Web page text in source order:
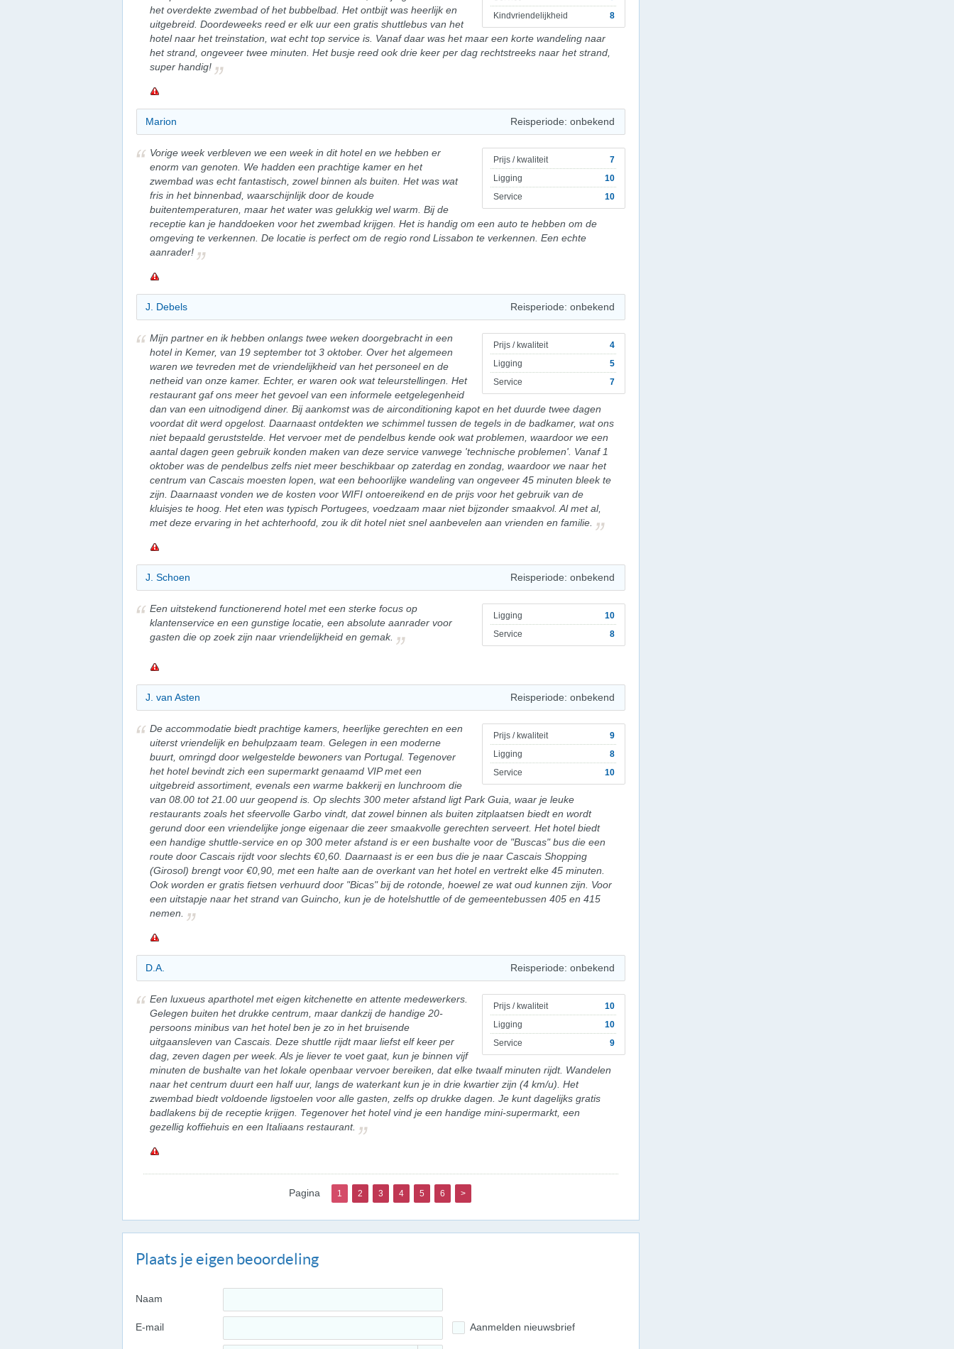
Kindvriendelijkheid
8
het overdekte zwembad of het bubbelbad. Het ontbijt was heerlijk en
uitgebreid. Doordeweeks reed er elk uur een gratis shuttlebus van het
hotel naar het treinstation, wat echt top service is. Vanaf daar was het maar een korte wandeling naar
het strand, ongeveer twee minuten. Het busje reed ook drie keer per dag rechtstreeks naar het strand,
super handig!
Marion Reisperiode: onbekend
Prijs / kwaliteit
7
Ligging
10
Service
10
Vorige week verbleven we een week in dit hotel en we hebben er
enorm van genoten. We hadden een prachtige kamer en het
zwembad was echt fantastisch, zowel binnen als buiten. Het was wat
fris in het binnenbad, waarschijnlijk door de koude
buitentemperaturen, maar het water was gelukkig wel warm. Bij de
receptie kan je handdoeken voor het zwembad krijgen. Het is handig om een auto te hebben om de
omgeving te verkennen. De locatie is perfect om de regio rond Lissabon te verkennen. Een echte
aanrader!
J. Debels Reisperiode: onbekend
Prijs / kwaliteit
4
Ligging
5
Service
7
Mijn partner en ik hebben onlangs twee weken doorgebracht in een
hotel in Kemer, van 19 september tot 3 oktober. Over het algemeen
waren we tevreden met de vriendelijkheid van het personeel en de
netheid van onze kamer. Echter, er waren ook wat teleurstellingen. Het
restaurant gaf ons meer het gevoel van een informele eetgelegenheid
dan van een uitnodigend diner. Bij aankomst was de airconditioning kapot en het duurde twee dagen
voordat dit werd opgelost. Daarnaast ontdekten we schimmel tussen de tegels in de badkamer, wat ons
niet bepaald geruststelde. Het vervoer met de pendelbus kende ook wat problemen, waardoor we een
aantal dagen geen gebruik konden maken van deze service vanwege 'technische problemen'. Vanaf 1
oktober was de pendelbus zelfs niet meer beschikbaar op zaterdag en zondag, waardoor we naar het
centrum van Cascais moesten lopen, wat een behoorlijke wandeling van ongeveer 45 minuten bleek te
zijn. Daarnaast vonden we de kosten voor WIFI ontoereikend en de prijs voor het gebruik van de
kluisjes te hoog. Het eten was typisch Portugees, voedzaam maar niet bijzonder smaakvol. Al met al,
met deze ervaring in het achterhoofd, zou ik dit hotel niet snel aanbevelen aan vrienden en familie.
J. Schoen Reisperiode: onbekend
Ligging
10
Service
8
Een uitstekend functionerend hotel met een sterke focus op
klantenservice en een gunstige locatie, een absolute aanrader voor
gasten die op zoek zijn naar vriendelijkheid en gemak.
J. van Asten Reisperiode: onbekend
Prijs / kwaliteit
9
Ligging
8
Service
10
De accommodatie biedt prachtige kamers, heerlijke gerechten en een
uiterst vriendelijk en behulpzaam team. Gelegen in een moderne
buurt, omringd door welgestelde bewoners van Portugal. Tegenover
het hotel bevindt zich een supermarkt genaamd VIP met een
uitgebreid assortiment, evenals een warme bakkerij en lunchroom die
van 08.00 tot 21.00 uur geopend is. Op slechts 300 meter afstand ligt Park Guia, waar je leuke
restaurants zoals het sfeervolle Garbo vindt, dat zowel binnen als buiten zitplaatsen biedt en wordt
gerund door een vriendelijke jonge eigenaar die zeer smaakvolle gerechten serveert. Het hotel biedt
een handige shuttle-service en op 300 meter afstand is er een bushalte voor de "Buscas" bus die een
route door Cascais rijdt voor slechts €0,60. Daarnaast is er een bus die je naar Cascais Shopping
(Girosol) brengt voor €0,90, met een halte aan de overkant van het hotel en vertrekt elke 45 minuten.
Ook worden er gratis fietsen verhuurd door "Bicas" bij de rotonde, hoewel ze wat oud kunnen zijn. Voor
een uitstapje naar het strand van Guincho, kun je de hotelshuttle of de gemeentebussen 405 en 415
nemen.
D.A. Reisperiode: onbekend
Prijs / kwaliteit
10
Ligging
10
Service
9
Een luxueus aparthotel met eigen kitchenette en attente medewerkers.
Gelegen buiten het drukke centrum, maar dankzij de handige 20-
persoons minibus van het hotel ben je zo in het bruisende
uitgaansleven van Cascais. Deze shuttle rijdt maar liefst elf keer per
dag, zeven dagen per week. Als je liever te voet gaat, kun je binnen vijf
minuten de bushalte van het lokale openbaar vervoer bereiken, dat elke twaalf minuten rijdt. Wandelen
naar het centrum duurt een half uur, langs de waterkant kun je in drie kwartier zijn (4 km/u). Het
zwembad biedt voldoende ligstoelen voor alle gasten, zelfs op drukke dagen. Je kunt dagelijks gratis
badlakens bij de receptie krijgen. Tegenover het hotel vind je een handige mini-supermarkt, een
gezellig koffiehuis en een Italiaans restaurant.
Pagina 1 2 3 4 5 6 >
Plaats je eigen beoordeling
Naam
E-mail Aanmelden nieuwsbrief